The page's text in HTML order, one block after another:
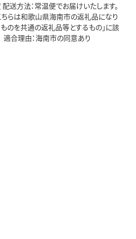
送方法：常温便でお届けいたします。
らは和歌山県海南市の返礼品になり
のを共通の返礼品等とするもの」に該
合理由：海南市の同意あり